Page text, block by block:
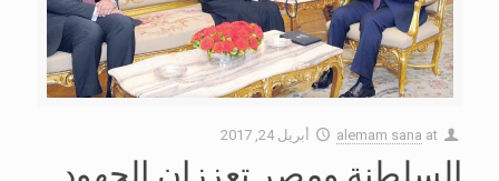
alemam sana at أبريل 24, 2017
السلطنة ومصر تعززان الجهود